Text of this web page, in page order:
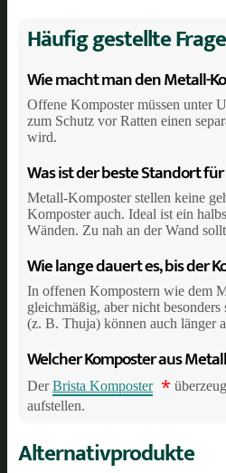
Häufig gestellte
Wie macht man den Metall-
Offene Komposter müssen unter
zum Schutz vor Ratten einen
wird.
Was ist der beste Standort
Metall-Komposter stellen keine
Komposter auch. Ideal ist ein
Wänden. Zu nah an der Wand
Wie lange dauert es, bis der
In offenen Kompostern wie dem
gleichmäßig, aber nicht
(z. B. Thuja) können auch länger
Welcher Komposter aus
DerBrista Komposter *
aufstellen.
Alternativprodukte